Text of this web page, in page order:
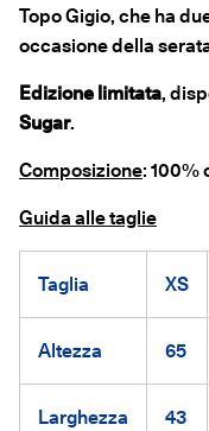
Topo Gigio, che ha
occasione della
Edizione limitata,
Sugar.
Composizione: 100%
Guida alle taglie
Taglia XS
Altezza 65
Larghezza 43